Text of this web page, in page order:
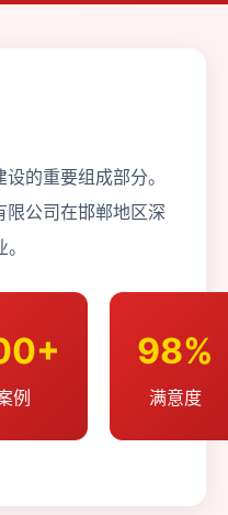
的重要组成部分。
公司在邯郸地区深
例
98%
满意度